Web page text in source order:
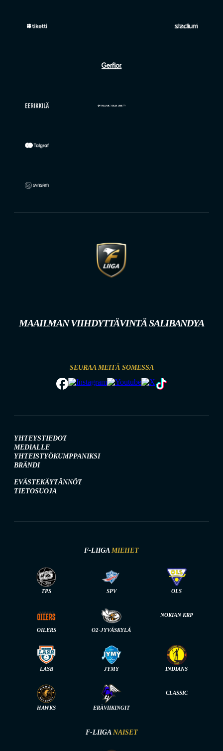
MAAILMAN VIIHDYTTÄVINTÄ SALIBANDYA
SEURAA MEITÄ SOMESSA
YHTEYSTIEDOT
MEDIALLE
YHTEISTYÖKUMPPANIKSI
BRÄNDI
EVÄSTEKÄYTÄNNÖT
TIETOSUOJA
F-LIIGA MIEHET
TPS SPV OLS
OILERS O2-JYVÄSKYLÄ
NOKIAN KRP
LASB JYMY INDIANS
HAWKS ERÄVIIKINGIT
CLASSIC
F-LIIGA NAISET